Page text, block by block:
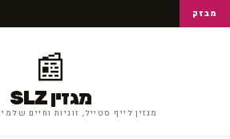
מבזק
📰
מגזין SLZ
מגזין לייף סטייל, זוגיות וחיים